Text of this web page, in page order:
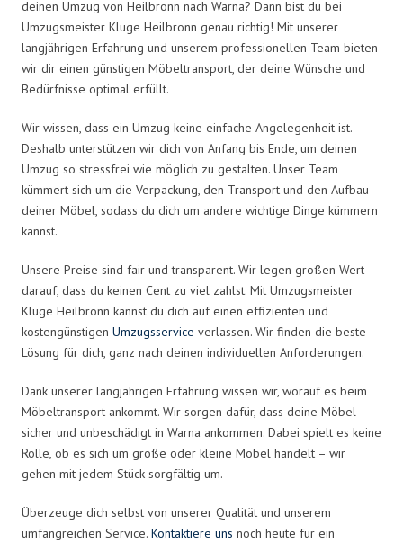
deinen Umzug von Heilbronn nach Warna? Dann bist du bei
Umzugsmeister Kluge Heilbronn genau richtig! Mit unserer
langjährigen Erfahrung und unserem professionellen Team bieten
wir dir einen günstigen Möbeltransport, der deine Wünsche und
Bedürfnisse optimal erfüllt.
Wir wissen, dass ein Umzug keine einfache Angelegenheit ist.
Deshalb unterstützen wir dich von Anfang bis Ende, um deinen
Umzug so stressfrei wie möglich zu gestalten. Unser Team
kümmert sich um die Verpackung, den Transport und den Aufbau
deiner Möbel, sodass du dich um andere wichtige Dinge kümmern
kannst.
Unsere Preise sind fair und transparent. Wir legen großen Wert
darauf, dass du keinen Cent zu viel zahlst. Mit Umzugsmeister
Kluge Heilbronn kannst du dich auf einen effizienten und
kostengünstigen Umzugsservice verlassen. Wir finden die beste
Lösung für dich, ganz nach deinen individuellen Anforderungen.
Dank unserer langjährigen Erfahrung wissen wir, worauf es beim
Möbeltransport ankommt. Wir sorgen dafür, dass deine Möbel
sicher und unbeschädigt in Warna ankommen. Dabei spielt es keine
Rolle, ob es sich um große oder kleine Möbel handelt – wir
gehen mit jedem Stück sorgfältig um.
Überzeuge dich selbst von unserer Qualität und unserem
umfangreichen Service. Kontaktiere uns noch heute für ein